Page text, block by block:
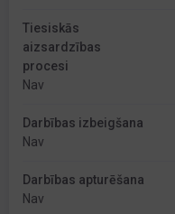
Tiesiskās
aizsardzības
procesi
Nav
Darbības izbeigšana
Nav
Darbības apturēšana
Nav